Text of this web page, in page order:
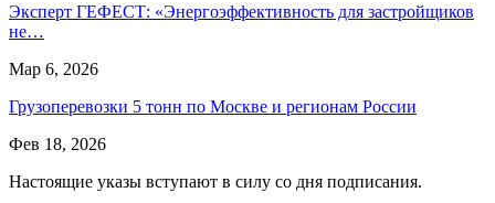
Эксперт ГЕФЕСТ: «Энергоэффективность для застройщиков
не…
Мар 6, 2026
Грузоперевозки 5 тонн по Москве и регионам России
Фев 18, 2026
Настоящие указы вступают в силу со дня подписания.